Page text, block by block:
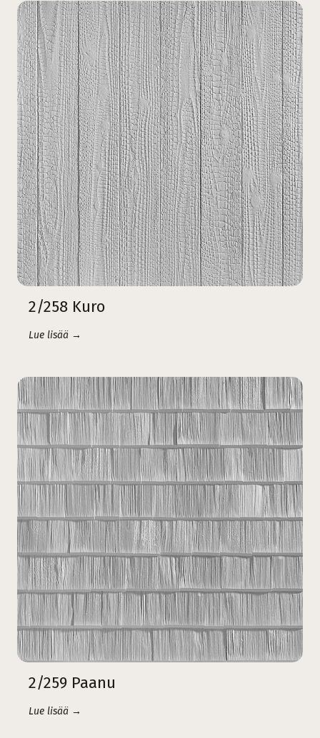
2/258 Kuro
Lue lisää →
2/259 Paanu
Lue lisää →